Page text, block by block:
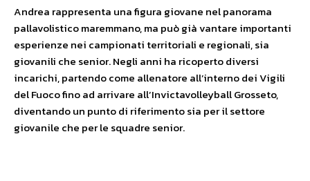
Andrea rappresenta una figura giovane nel panorama
pallavolistico maremmano, ma può già vantare importanti
esperienze nei campionati territoriali e regionali, sia
giovanili che senior. Negli anni ha ricoperto diversi
incarichi, partendo come allenatore all’interno dei Vigili
del Fuoco fino ad arrivare all’Invictavolleyball Grosseto,
diventando un punto di riferimento sia per il settore
giovanile che per le squadre senior.